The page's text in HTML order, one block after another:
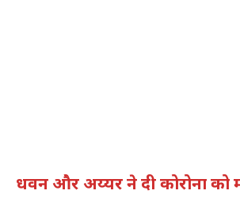
धवन और अय्यर ने दी कोरोना को